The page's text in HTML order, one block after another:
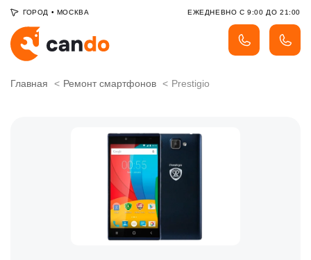
ГОРОД • МОСКВА ЕЖЕДНЕВНО С 9:00 ДО 21:00
Главная Ремонт смартфонов Prestigio